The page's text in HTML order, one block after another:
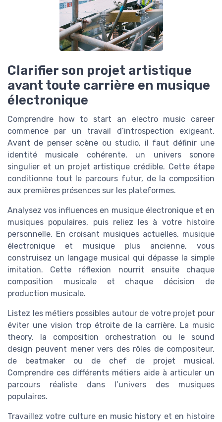
Clarifier son projet artistique
avant toute carrière en musique
électronique
Comprendre how to start an electro music career
commence par un travail d’introspection exigeant.
Avant de penser scène ou studio, il faut définir une
identité musicale cohérente, un univers sonore
singulier et un projet artistique crédible. Cette étape
conditionne tout le parcours futur, de la composition
aux premières présences sur les plateformes.
Analysez vos influences en musique électronique et en
musiques populaires, puis reliez les à votre histoire
personnelle. En croisant musiques actuelles, musique
électronique et musique plus ancienne, vous
construisez un langage musical qui dépasse la simple
imitation. Cette réflexion nourrit ensuite chaque
composition musicale et chaque décision de
production musicale.
Listez les métiers possibles autour de votre projet pour
éviter une vision trop étroite de la carrière. La music
theory, la composition orchestration ou le sound
design peuvent mener vers des rôles de compositeur,
de beatmaker ou de chef de projet musical.
Comprendre ces différents métiers aide à articuler un
parcours réaliste dans l’univers des musiques
populaires.
Travaillez votre culture en music history et en histoire